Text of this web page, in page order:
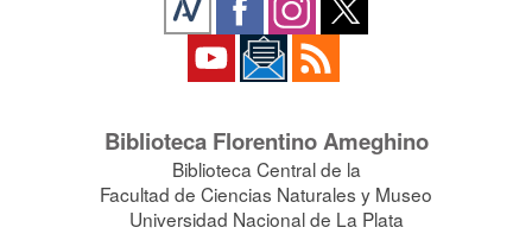
Biblioteca Florentino Ameghino
Biblioteca Central de la
Facultad de Ciencias Naturales y Museo
Universidad Nacional de La Plata